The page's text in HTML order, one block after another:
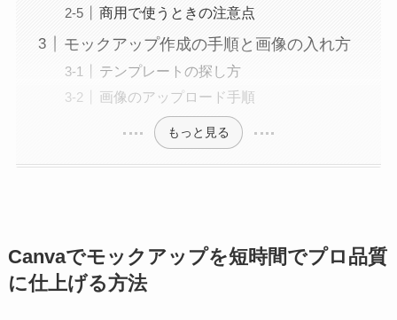
商用で使うときの注意点
モックアップ作成の手順と画像の入れ方
テンプレートの探し方
画像のアップロード手順
もっと見る
Canvaでモックアップを短時間でプロ品質
に仕上げる方法